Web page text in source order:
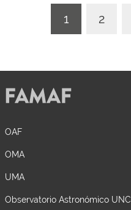
1 2
OAF
OMA
UMA
Observatorio Astronómico UNC